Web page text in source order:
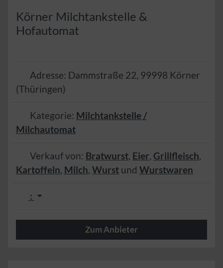
Körner Milchtankstelle &
Hofautomat
Adresse: Dammstraße 22, 99998 Körner
(Thüringen)
Kategorie: Milchtankstelle /
Milchautomat
Verkauf von: Bratwurst, Eier, Grillfleisch,
Kartoffeln, Milch, Wurst und Wurstwaren
:
Zum Anbieter